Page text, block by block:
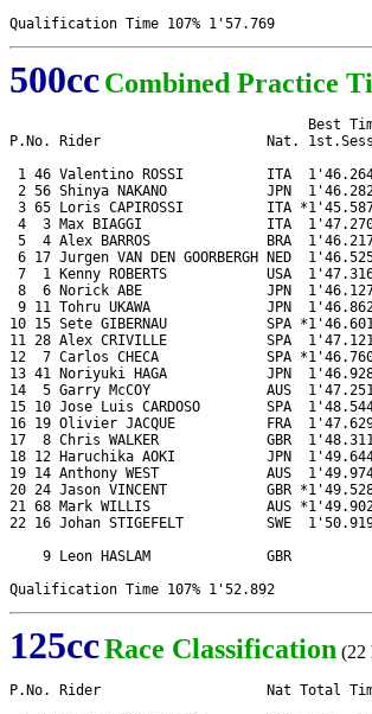
500ccCombined Practice
Best
P.No. Rider                    Nat. 1st.Sess.
1 46 Valentino ROSSI          ITA
2 56 Shinya NAKANO            JPN
3 65 Loris CAPIROSSI          ITA
4  3 Max BIAGGI               ITA  1'47.270
5  4 Alex BARROS              BRA
6 17 Jurgen VAN DEN GOORBERGH NED
7  1 Kenny ROBERTS            USA
8  6 Norick ABE               JPN  1'46.127
9 11 Tohru UKAWA              JPN  1'46.862
10 15 Sete GIBERNAU            SPA
11 28 Alex CRIVILLE            SPA  1'47.121
12  7 Carlos CHECA             SPA *1'46.760
13 41 Noriyuki HAGA            JPN  1'46.928
14  5 Garry McCOY              AUS  1'47.251
15 10 Jose Luis CARDOSO        SPA
16 19 Olivier JACQUE           FRA
17  8 Chris WALKER             GBR
18 12 Haruchika AOKI           JPN
19 14 Anthony WEST             AUS
20 24 Jason VINCENT            GBR
21 68 Mark WILLIS              AUS
22 16 Johan STIGEFELT          SWE
9 Leon HASLAM              GBR
125ccRace Classification (22
P.No. Rider                    Nat Total